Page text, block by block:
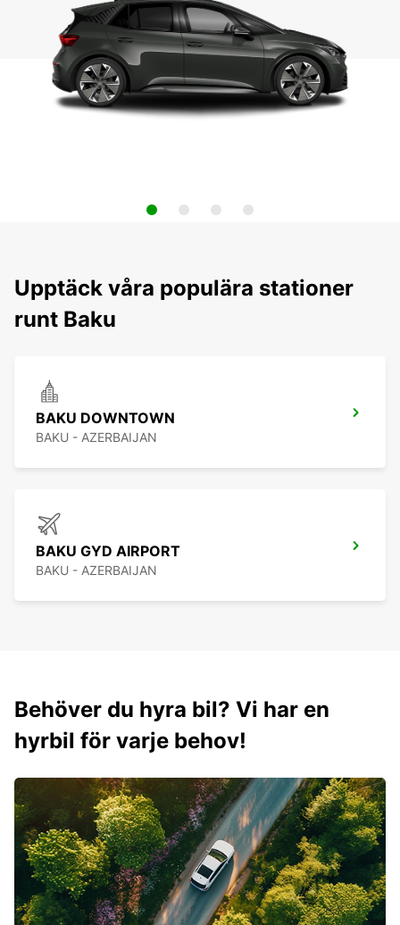
Upptäck våra populära stationer
runt Baku
BAKU DOWNTOWN
BAKU - AZERBAIJAN
BAKU GYD AIRPORT
BAKU - AZERBAIJAN
Behöver du hyra bil? Vi har en
hyrbil för varje behov!